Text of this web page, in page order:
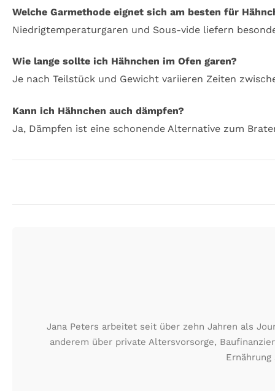
Welche Garmethode eignet sich am besten für
Niedrigtemperaturgaren und Sous-vide liefern
Wie lange sollte ich Hähnchen im Ofen garen?
Je nach Teilstück und Gewicht variieren Zeiten
Kann ich Hähnchen auch dämpfen?
Ja, Dämpfen ist eine schonende Alternative zum
Jana Peters arbeitet seit über zehn Jahren als
anderem über private Altersvorsorge,